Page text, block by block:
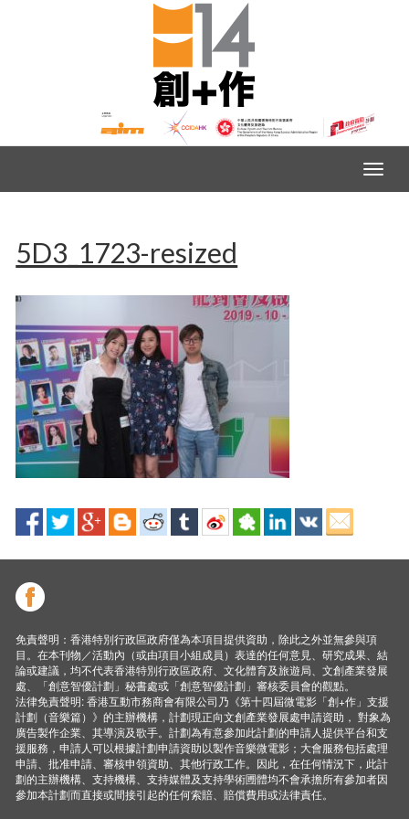
5D3_1723-resized
免責聲明：香港特別行政區政府僅為本項目提供資助，除此之外並無參與項
目。在本刊物／活動內（或由項目小組成員）表達的任何意見、研究成果、結
論或建議，均不代表香港特別行政區政府、文化體育及旅遊局、文創產業發展
處、「創意智優計劃」秘書處或「創意智優計劃」審核委員會的觀點。
法律免責聲明: 香港互動市務商會有限公司乃《第十四屆微電影「創+作」支援
計劃（音樂篇）》的主辦機構，計劃現正向文創產業發展處申請資助， 對象為
廣告製作企業、其導演及歌手。計劃為有意參加此計劃的申請人提供平台和支
援服務，申請人可以根據計劃申請資助以製作音樂微電影；大會服務包括處理
申請、批准申請、審核申領資助、其他行政工作。因此，在任何情況下，此計
劃的主辦機構、支持機構、支持媒體及支持學術圑體均不會承擔所有參加者因
參加本計劃而直接或間接引起的任何索賠、賠償費用或法律責任。